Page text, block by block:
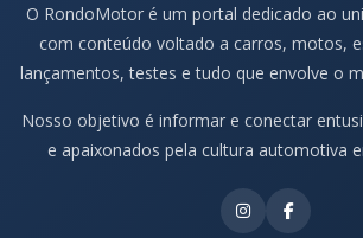
O RondoMotor é um portal dedicado ao
com conteúdo voltado a carros, motos,
lançamentos, testes e tudo que envolve o
Nosso objetivo é informar e conectar
e apaixonados pela cultura automotiva